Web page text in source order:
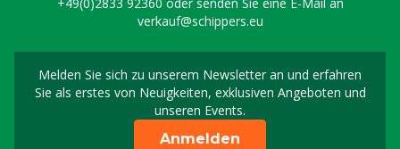
verkauf@schippers.eu
Melden Sie sich zu unserem Newsletter an und erfahren
Sie als erstes von Neuigkeiten, exklusiven Angeboten und
unseren Events.
Melden Sie sich für
Anmelden